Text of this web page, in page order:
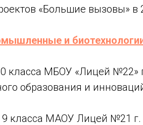
«Большие вызовы» в
и
класса МБОУ «Лицей №22»
образования и
класса МАОУ Лицей №21 г.